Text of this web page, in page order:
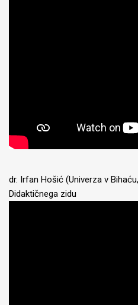
dr. Irfan Hošić (Univerza v
Didaktičnega zidu